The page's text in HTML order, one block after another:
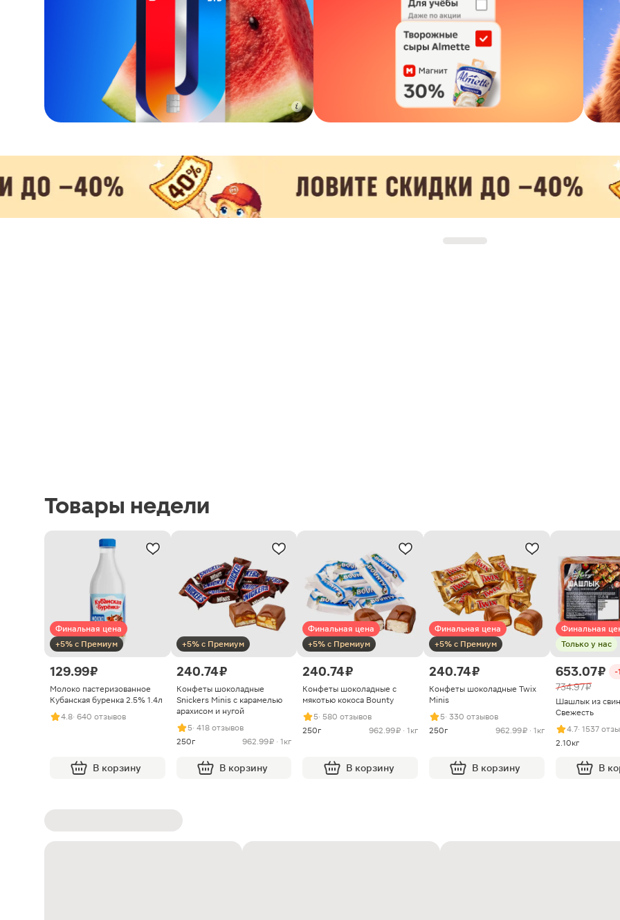
Товары недели
Финальная цена
+5% с Премиум
129.99 ₽
Молоко пастеризованное
Кубанская буренка 2.5% 1.4л
4.8· 640 отзывов
В корзину
+5% с Премиум
240.74 ₽
Конфеты шоколадные
Snickers Minis с карамелью
арахисом и нугой
5· 418 отзывов
250г
962.99 ₽ · 1кг
В корзину
Финальная цена
+5% с Премиум
240.74 ₽
Конфеты шоколадные с
мякотью кокоса Bounty
5· 580 отзывов
250г
962.99 ₽ · 1кг
В корзину
Финальная цена
+5% с Премиум
240.74 ₽
Конфеты шоколадные Twix
Minis
5· 330 отзывов
250г
962.99 ₽ · 1кг
В корзину
Финальная
Только у нас
653.07 ₽ -
734.97 ₽
Шашлык из
Свежесть
4.7· 1537
2.10кг
В